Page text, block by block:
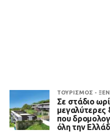
ΤΟΥΡΙΣΜΟΣ -
Σε στάδιο
μεγαλύτερες
που
όλη την